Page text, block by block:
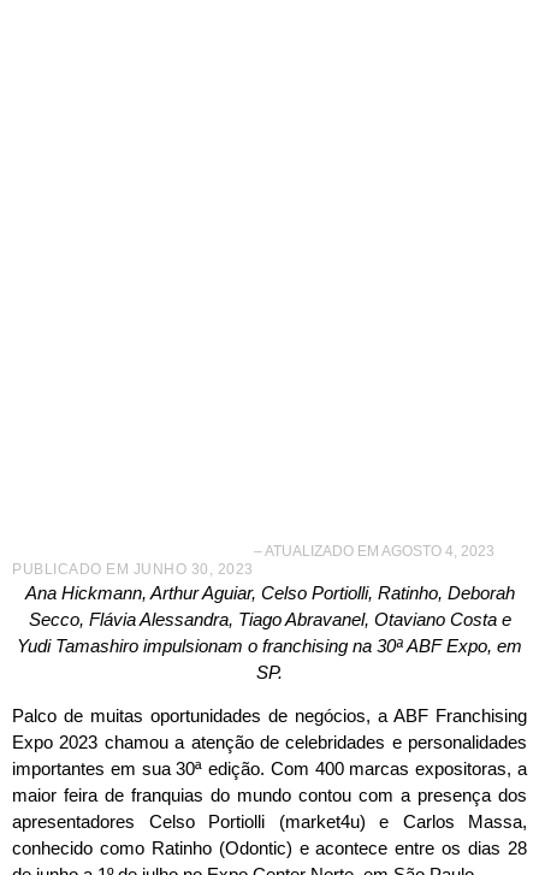
PUBLICADO EM JUNHO 30, 2023
– ATUALIZADO EM AGOSTO 4, 2023
Ana Hickmann, Arthur Aguiar, Celso Portiolli, Ratinho, Deborah
Secco, Flávia Alessandra, Tiago Abravanel, Otaviano Costa e
Yudi Tamashiro impulsionam o franchising na 30ª ABF Expo, em
SP.
Palco de muitas oportunidades de negócios, a ABF Franchising
Expo 2023 chamou a atenção de celebridades e personalidades
importantes em sua 30ª edição. Com 400 marcas expositoras, a
maior feira de franquias do mundo contou com a presença dos
apresentadores Celso Portiolli (market4u) e Carlos Massa,
conhecido como Ratinho (Odontic) e acontece entre os dias 28